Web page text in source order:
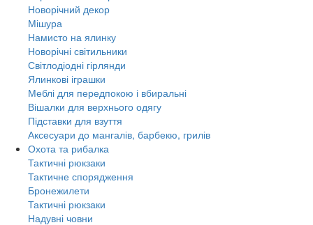
Новорічний декор
Мішура
Намисто на ялинку
Новорічні світильники
Світлодіодні гірлянди
Ялинкові іграшки
Меблі для передпокою і вбиральні
Вішалки для верхнього одягу
Підставки для взуття
Аксесуари до мангалів, барбекю, грилів
Охота та рибалка
Тактичні рюкзаки
Тактичне спорядження
Бронежилети
Тактичні рюкзаки
Надувні човни